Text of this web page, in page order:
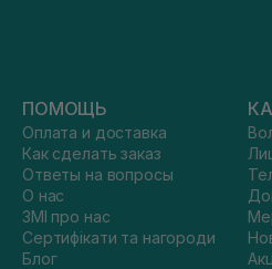
ПОМОЩЬ
Оплата и доставка
Как сделать заказ
Ответы на вопросы
О нас
ЗМІ про нас
Сертифікати та нагороди
Блог